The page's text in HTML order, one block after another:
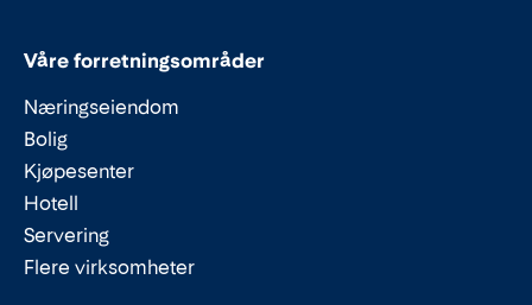
Våre forretningsområder
Næringseiendom
Bolig
Kjøpesenter
Hotell
Servering
Flere virksomheter